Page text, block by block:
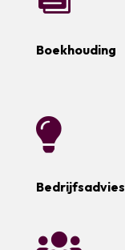
Boekhouding

Bedrijfsadvies